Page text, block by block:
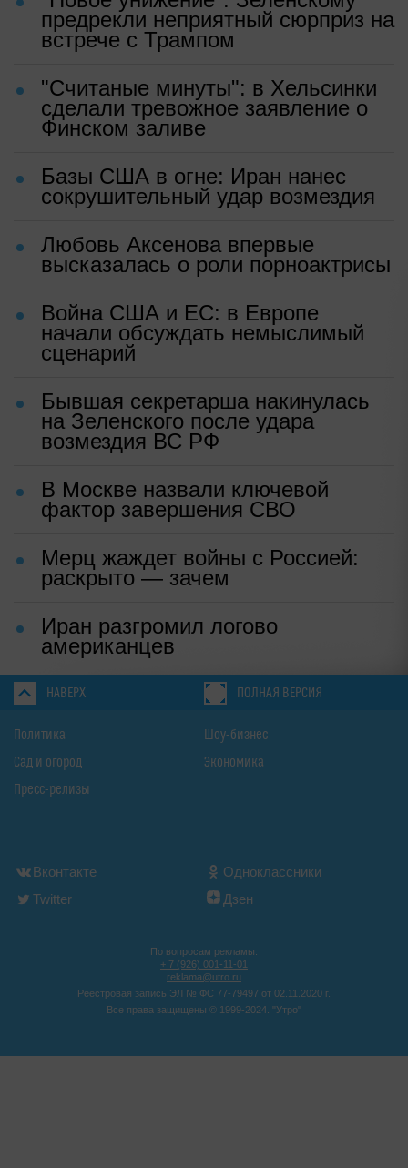
предрекли неприятный сюрприз на
встрече с Трампом
"Считаные минуты": в Хельсинки
сделали тревожное заявление о
Финском заливе
Базы США в огне: Иран нанес
сокрушительный удар возмездия
Любовь Аксенова впервые
высказалась о роли порноактрисы
Война США и ЕС: в Европе
начали обсуждать немыслимый
сценарий
Бывшая секретарша накинулась
на Зеленского после удара
возмездия ВС РФ
В Москве назвали ключевой
фактор завершения СВО
Мерц жаждет войны с Россией:
раскрыто — зачем
Иран разгромил логово
американцев
НАВЕРХ ПОЛНАЯ ВЕРСИЯ
Политика
Сад и огород
Пресс-релизы
Шоу-бизнес
Экономика
Вконтакте
Одноклассники
Twitter
Дзен
По вопросам рекламы:
+ 7 (926) 001-11-01
reklama@utro.ru
Реестровая запись ЭЛ № ФС 77-79497 от 02.11.2020 г.
Все права защищены © 1999-2024. "Утро"